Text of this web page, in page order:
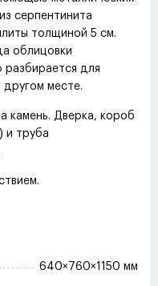
серпентинита
толщиной 5 см.
облицовки
разбирается для
другом месте.
камень. Дверка, короб
и труба
640×760×1150 мм